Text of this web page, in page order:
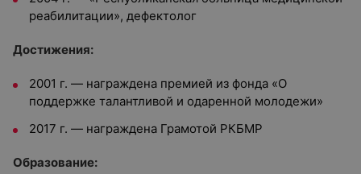
реабилитации», дефектолог
Достижения:
2001 г. — награждена премией из фонда «О
поддержке талантливой и одаренной молодежи»
2017 г. — награждена Грамотой РКБМР
Oбразование: